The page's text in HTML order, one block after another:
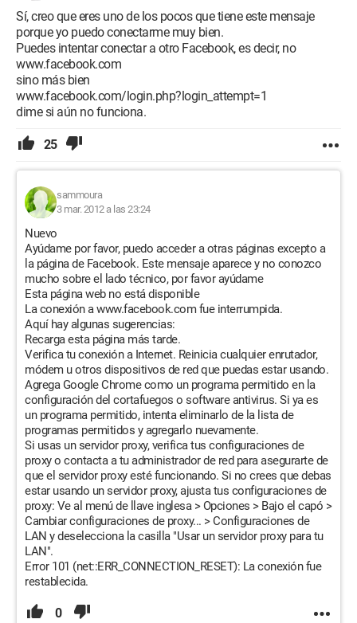
Sí, creo que eres uno de los pocos que tiene este mensaje
porque yo puedo conectarme muy bien.
Puedes intentar conectar a otro Facebook, es decir, no
www.facebook.com
sino más bien
www.facebook.com/login.php?login_attempt=1
dime si aún no funciona.
25
sammoura
3 mar. 2012 a las 23:24
Nuevo
Ayúdame por favor, puedo acceder a otras páginas excepto a
la página de Facebook. Este mensaje aparece y no conozco
mucho sobre el lado técnico, por favor ayúdame
Esta página web no está disponible
La conexión a www.facebook.com fue interrumpida.
Aquí hay algunas sugerencias:
Recarga esta página más tarde.
Verifica tu conexión a Internet. Reinicia cualquier enrutador,
módem u otros dispositivos de red que puedas estar usando.
Agrega Google Chrome como un programa permitido en la
configuración del cortafuegos o software antivirus. Si ya es
un programa permitido, intenta eliminarlo de la lista de
programas permitidos y agregarlo nuevamente.
Si usas un servidor proxy, verifica tus configuraciones de
proxy o contacta a tu administrador de red para asegurarte de
que el servidor proxy esté funcionando. Si no crees que debas
estar usando un servidor proxy, ajusta tus configuraciones de
proxy: Ve al menú de llave inglesa > Opciones > Bajo el capó >
Cambiar configuraciones de proxy... > Configuraciones de
LAN y deselecciona la casilla "Usar un servidor proxy para tu
LAN".
Error 101 (net::ERR_CONNECTION_RESET): La conexión fue
restablecida.
0